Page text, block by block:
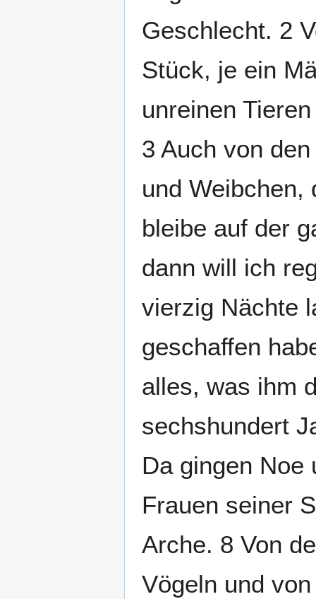
Geschlecht. 2
Stück, je ein
unreinen
3 Auch von
und Weibchen,
bleibe auf der
dann will ich
vierzig Nächte
geschaffen
alles, was ihm
sechshundert
Da gingen Noe
Frauen seiner
Arche. 8 Von
Vögeln und